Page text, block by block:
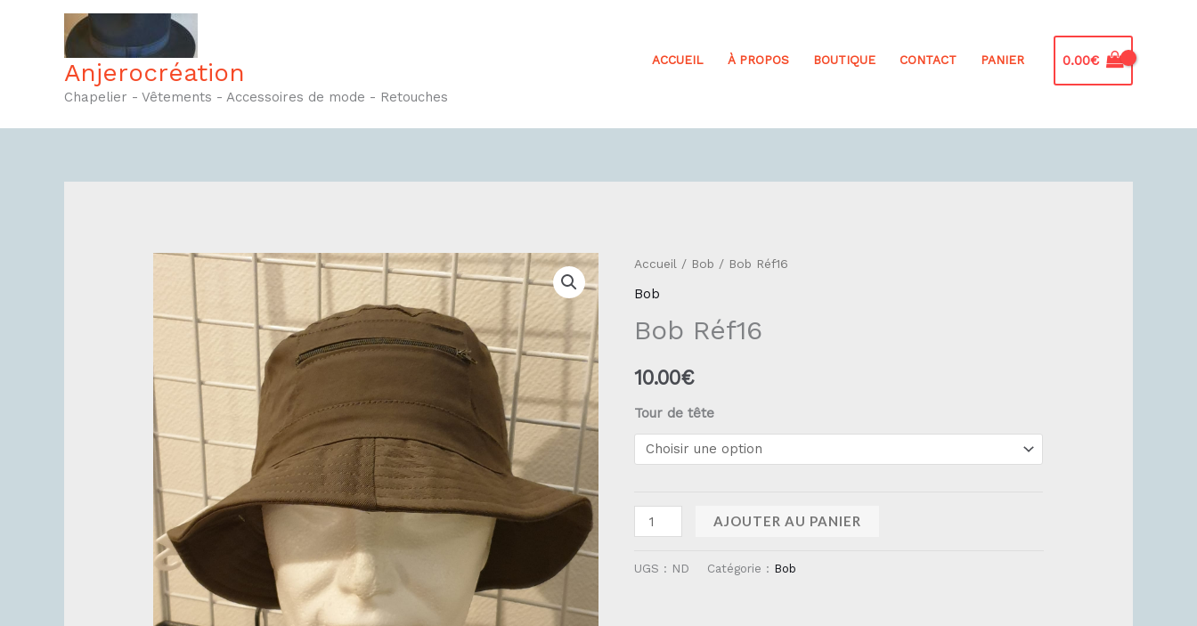
Anjerocréation
Chapelier - Vêtements - Accessoires de mode - Retouches
ACCUEIL À PROPOS BOUTIQUE CONTACT PANIER 0.00€
Accueil / Bob / Bob Réf16
Bob
Bob Réf16
10.00€
Tour de tête
quantité
de
Réf16
AJOUTER AU PANIER
UGS : ND Catégorie : Bob